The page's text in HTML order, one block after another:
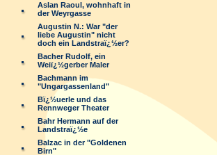
Aslan Raoul, wohnhaft in
der Weyrgasse
Augustin N.: War "der
liebe Augustin" nicht
doch ein Landstraï¿½er?
Bacher Rudolf, ein
Weiï¿½gerber Maler
Bachmann im
"Ungargassenland"
Bï¿½uerle und das
Rennweger Theater
Bahr Hermann auf der
Landstraï¿½e
Balzac in der "Goldenen
Birn"